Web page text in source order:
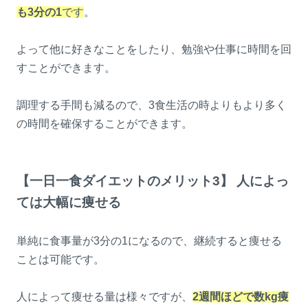
も3分の1です。
よって他に好きなことをしたり、勉強や仕事に時間を回
すことができます。
調理する手間も減るので、3食生活の時よりもより多く
の時間を確保することができます。
【一日一食ダイエットのメリット3】 人によっ
ては大幅に痩せる
単純に食事量が3分の1になるので、継続すると痩せる
ことは可能です。
人によって痩せる量は様々ですが、 2週間ほどで数kg痩